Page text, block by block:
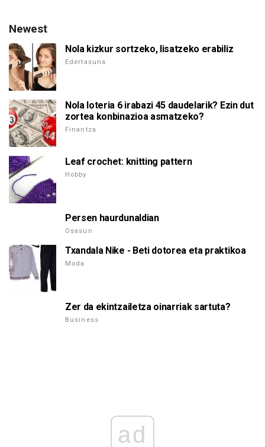
Newest
Nola kizkur sortzeko, lisatzeko erabiliz
Edertasuna
Nola loteria 6 irabazi 45 daudelarik? Ezin dut
zortea konbinazioa asmatzeko?
Finantza
Leaf crochet: knitting pattern
Hobby
Persen haurdunaldian
Osasun
Txandala Nike - Beti dotorea eta praktikoa
Moda
Zer da ekintzailetza oinarriak sartuta?
Business
ad